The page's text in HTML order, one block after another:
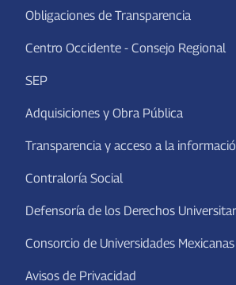
Obligaciones de Transparencia
Centro Occidente - Consejo Regional
SEP
Adquisiciones y Obra Pública
Transparencia y acceso a la
Contraloría Social
Defensoría de los Derechos
Consorcio de Universidades Mexicanas
Avisos de Privacidad